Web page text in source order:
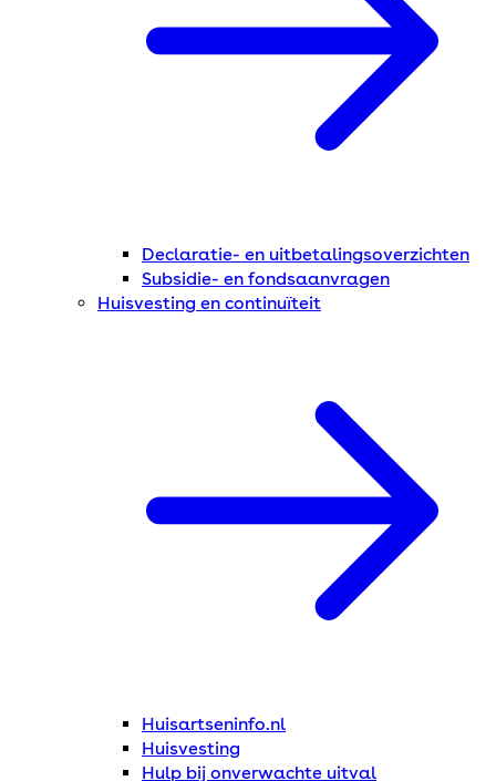
Declaratie- en uitbetalingsoverzichten
Subsidie- en fondsaanvragen
Huisvesting en continuïteit
Huisartseninfo.nl
Huisvesting
Hulp bij onverwachte uitval